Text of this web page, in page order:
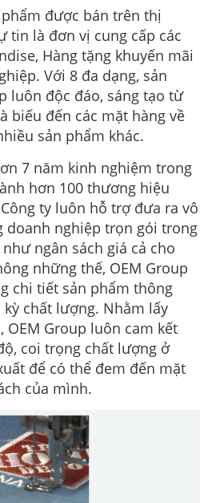
được bán trên thị
tin là đơn vị cung cấp các
Hàng tặng khuyến mãi
Với 8 đa dạng, sản
luôn độc đáo, sáng tạo từ
biếu đến các mặt hàng về
sản phẩm khác.
7 năm kinh nghiệm trong
hơn 100 thương hiệu
ty luôn hỗ trợ đưa ra vô
doanh nghiệp trọn gói trong
ngân sách giá cả cho
những thế, OEM Group
chi tiết sản phẩm thông
chất lượng. Nhằm lấy
Group luôn cam kết
coi trọng chất lượng ở
để có thể đem đến mặt
của mình.